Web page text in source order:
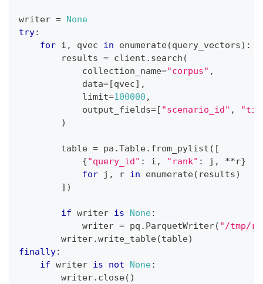
writer =
None
try:
for i , qvec in enumerate(query_vectors) :
        results
= client . search (
            collection_name
="corpus" ,
            data
= [qvec] ,
            limit
=100000 ,
            output_fields
= [ "scenario_id" ,
)
        table
= pa .Table. from_pylist ( [
{"query_id" : i , "rank" : j , **r}
for j , r in enumerate( results)
] )
if writer is None:
            writer
= pq . ParquetWriter( "/tmp/
        writer
.write_table(table)
finally:
if writer is not None:
        writer
. close( )